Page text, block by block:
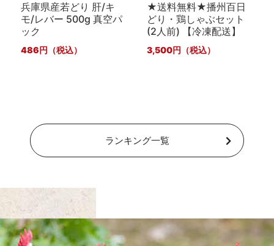
兵庫県産若どり 肝/キ
モ/レバー 500g 真空パ
ック
486
★送料無料★播州百日
どり・鶏しゃぶセット
(2人前) 【冷凍配送】
3,500
ランキング一覧